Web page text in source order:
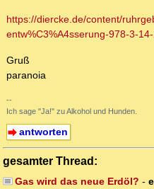
https://diercke.de/content/
entw%C3%A4sserung-978-3-
Gruß
paranoia
--
Ich sage "Ja!" zu Alkohol und Hunden.
antworten
gesamter Thread:
Gas wird das neue Erdöl? -